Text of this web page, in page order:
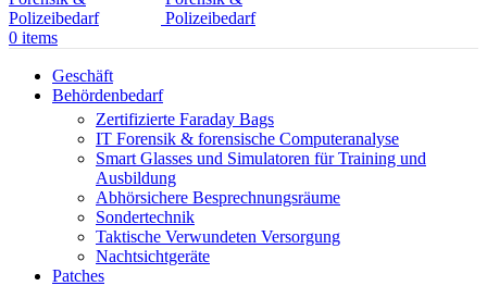
0 items
Geschäft
Behördenbedarf
Zertifizierte Faraday Bags
IT Forensik & forensische Computeranalyse
Smart Glasses und Simulatoren für Training und
Ausbildung
Abhörsichere Besprechnungsräume
Sondertechnik
Taktische Verwundeten Versorgung
Nachtsichtgeräte
Patches